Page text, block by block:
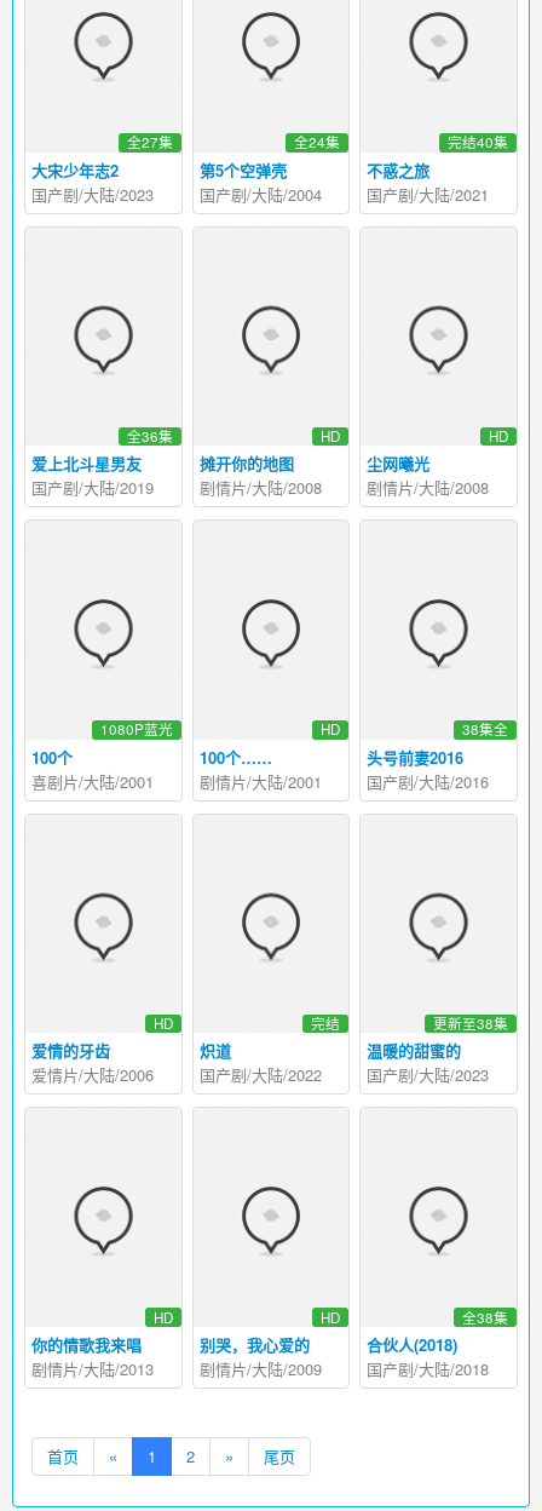
大宋少年志2
全27集
国产剧/大陆/2023
第5个空弹壳
全24集
国产剧/大陆/2004
不惑之旅
完结40集
国产剧/大陆/2021
爱上北斗星男友
全36集
国产剧/大陆/2019
摊开你的地图
HD
剧情片/大陆/2008
尘网曦光
HD
剧情片/大陆/2008
100个
1080P蓝光
喜剧片/大陆/2001
100个……
HD
剧情片/大陆/2001
头号前妻2016
38集全
国产剧/大陆/2016
爱情的牙齿
HD
爱情片/大陆/2006
炽道
完结
国产剧/大陆/2022
温暖的甜蜜的
更新至38集
国产剧/大陆/2023
你的情歌我来唱
HD
剧情片/大陆/2013
别哭，我心爱的
HD
剧情片/大陆/2009
合伙人(2018)
全38集
国产剧/大陆/2018
首页 « 1 2 » 尾页